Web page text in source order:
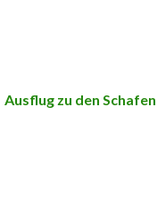
Ausflug zu den Schafen